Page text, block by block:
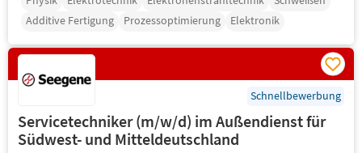
Additive Fertigung
Prozessoptimierung Elektronik
Schnellbewerbung
Servicetechniker (m/w/d) im Außendienst für
Südwest- und Mitteldeutschland